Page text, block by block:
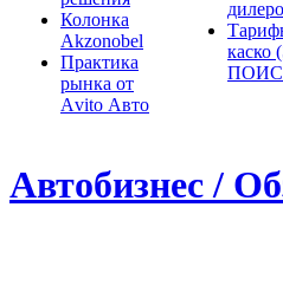
Колонка
Akzonobel
Практика
рынка от
Аvito Авто
каско
Автобизнес /